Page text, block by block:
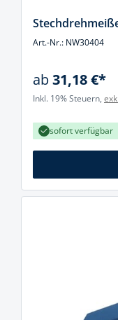
Art.-Nr.: NW30404
ab31,18 €*
Inkl. 19% Steuern,
sofort verfügbar